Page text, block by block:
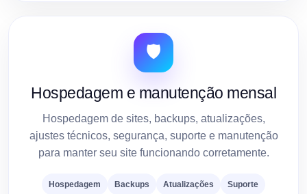
🛡️
Hospedagem e manutenção mensal
Hospedagem de sites, backups, atualizações,
ajustes técnicos, segurança, suporte e manutenção
para manter seu site funcionando corretamente.
Hospedagem Backups Atualizações Suporte